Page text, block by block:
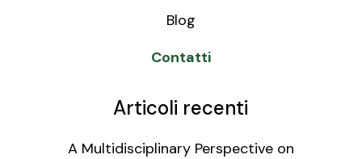
Blog
Contatti
Articoli recenti
A Multidisciplinary Perspective on